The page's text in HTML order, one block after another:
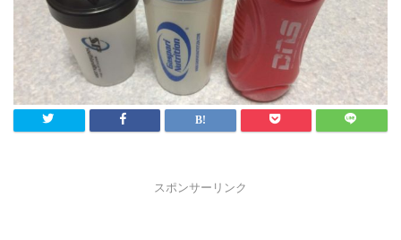
スポンサーリンク